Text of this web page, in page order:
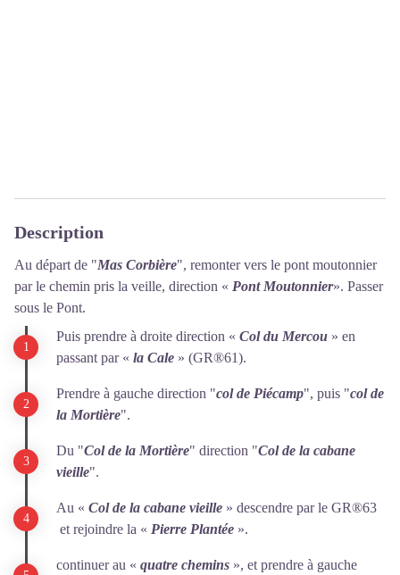
Description
Au départ de "Mas Corbière", remonter vers le pont moutonnier
par le chemin pris la veille, direction « Pont Moutonnier». Passer
sous le Pont.
Puis prendre à droite direction « Col du Mercou » en
passant par « la Cale » (GR®61).
Prendre à gauche direction "col de Piécamp", puis "col de
la Mortière".
Du "Col de la Mortière" direction "Col de la cabane
vieille".
Au « Col de la cabane vieille » descendre par le GR®63
et rejoindre la « Pierre Plantée ».
continuer au « quatre chemins », et prendre à gauche